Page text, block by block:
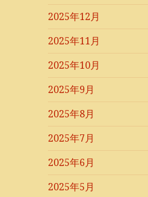
2025年12月
2025年11月
2025年10月
2025年9月
2025年8月
2025年7月
2025年6月
2025年5月